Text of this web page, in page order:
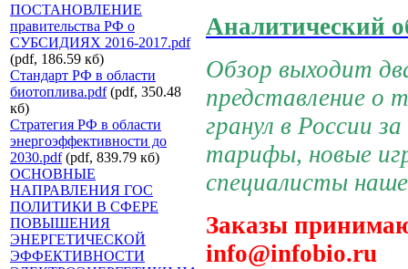
ПОСТАНОВЛЕНИЕ
правительства РФ о
СУБСИДИЯХ 2016-2017.pdf
(pdf, 186.59 кб)
Стандарт РФ в области
биотоплива.pdf(pdf, 350.48
кб)
Стратегия РФ в области
энергоэффективности до
2030.pdf(pdf, 839.79 кб)
ОСНОВНЫЕ
НАПРАВЛЕНИЯ ГОС
ПОЛИТИКИ В СФЕРЕ
ПОВЫШЕНИЯ
ЭНЕРГЕТИЧЕСКОЙ
ЭФФЕКТИВНОСТИ
Аналитический
Обзор выходит
представление о
гранул в России
тарифы, новые
специалисты
Заказы
info@infobio.ru